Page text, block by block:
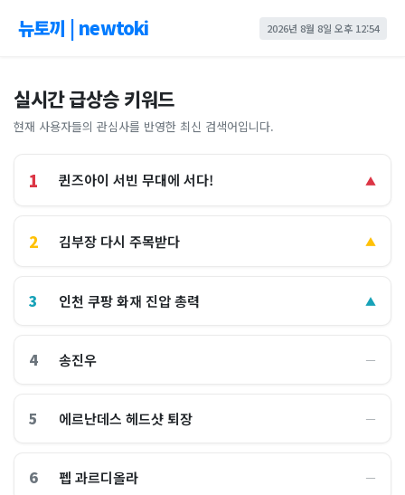
뉴토끼 | newtoki 2026년 8월 8일 오후 12:54
실시간 급상승 키워드
현재 사용자들의 관심사를 반영한 최신 검색어입니다.
1 퀸즈아이 서빈 무대에 서다! ▲
2 김부장 다시 주목받다 ▲
3 인천 쿠팡 화재 진압 총력 ▲
4 송진우 ―
5 에르난데스 헤드샷 퇴장 ―
6 펩 과르디올라 ―